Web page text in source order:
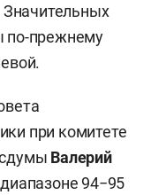
Значительных
по-прежнему
при комитете
Валерий
94−95